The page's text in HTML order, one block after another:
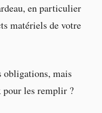
en particulier
matériels de votre
obligations, mais
pour les remplir ?